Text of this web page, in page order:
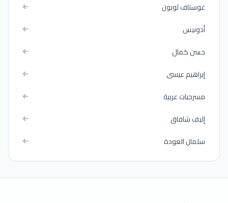
غوستاف لوبون
أدونيس
حسن كمال
إبراهيم عيسى
مسرحيات عربية
إليف شافاق
سلمان العودة